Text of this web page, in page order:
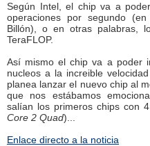
Según Intel, el chip va a
operaciones por segundo (en
Billón), o en otras palabras,
TeraFLOP.
Así mismo el chip va a poder
nucleos a la increible
planea lanzar el nuevo chip al
que nos estábamos
salían los primeros chips con
Core 2 Quad)...
Enlace directo a la noticia